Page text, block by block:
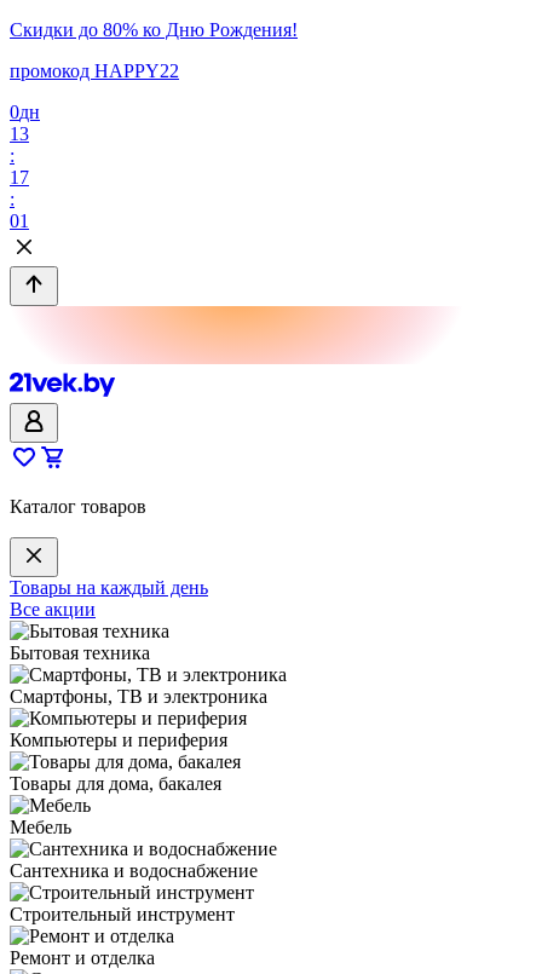
Скидки до 80% ко Дню Рождения!
промокод HAPPY22
0дн
13
:
17
:
01
Каталог товаров
Товары на каждый день
Все акции
Бытовая техника
Смартфоны, ТВ и электроника
Компьютеры и периферия
Товары для дома, бакалея
Мебель
Сантехника и водоснабжение
Строительный инструмент
Ремонт и отделка